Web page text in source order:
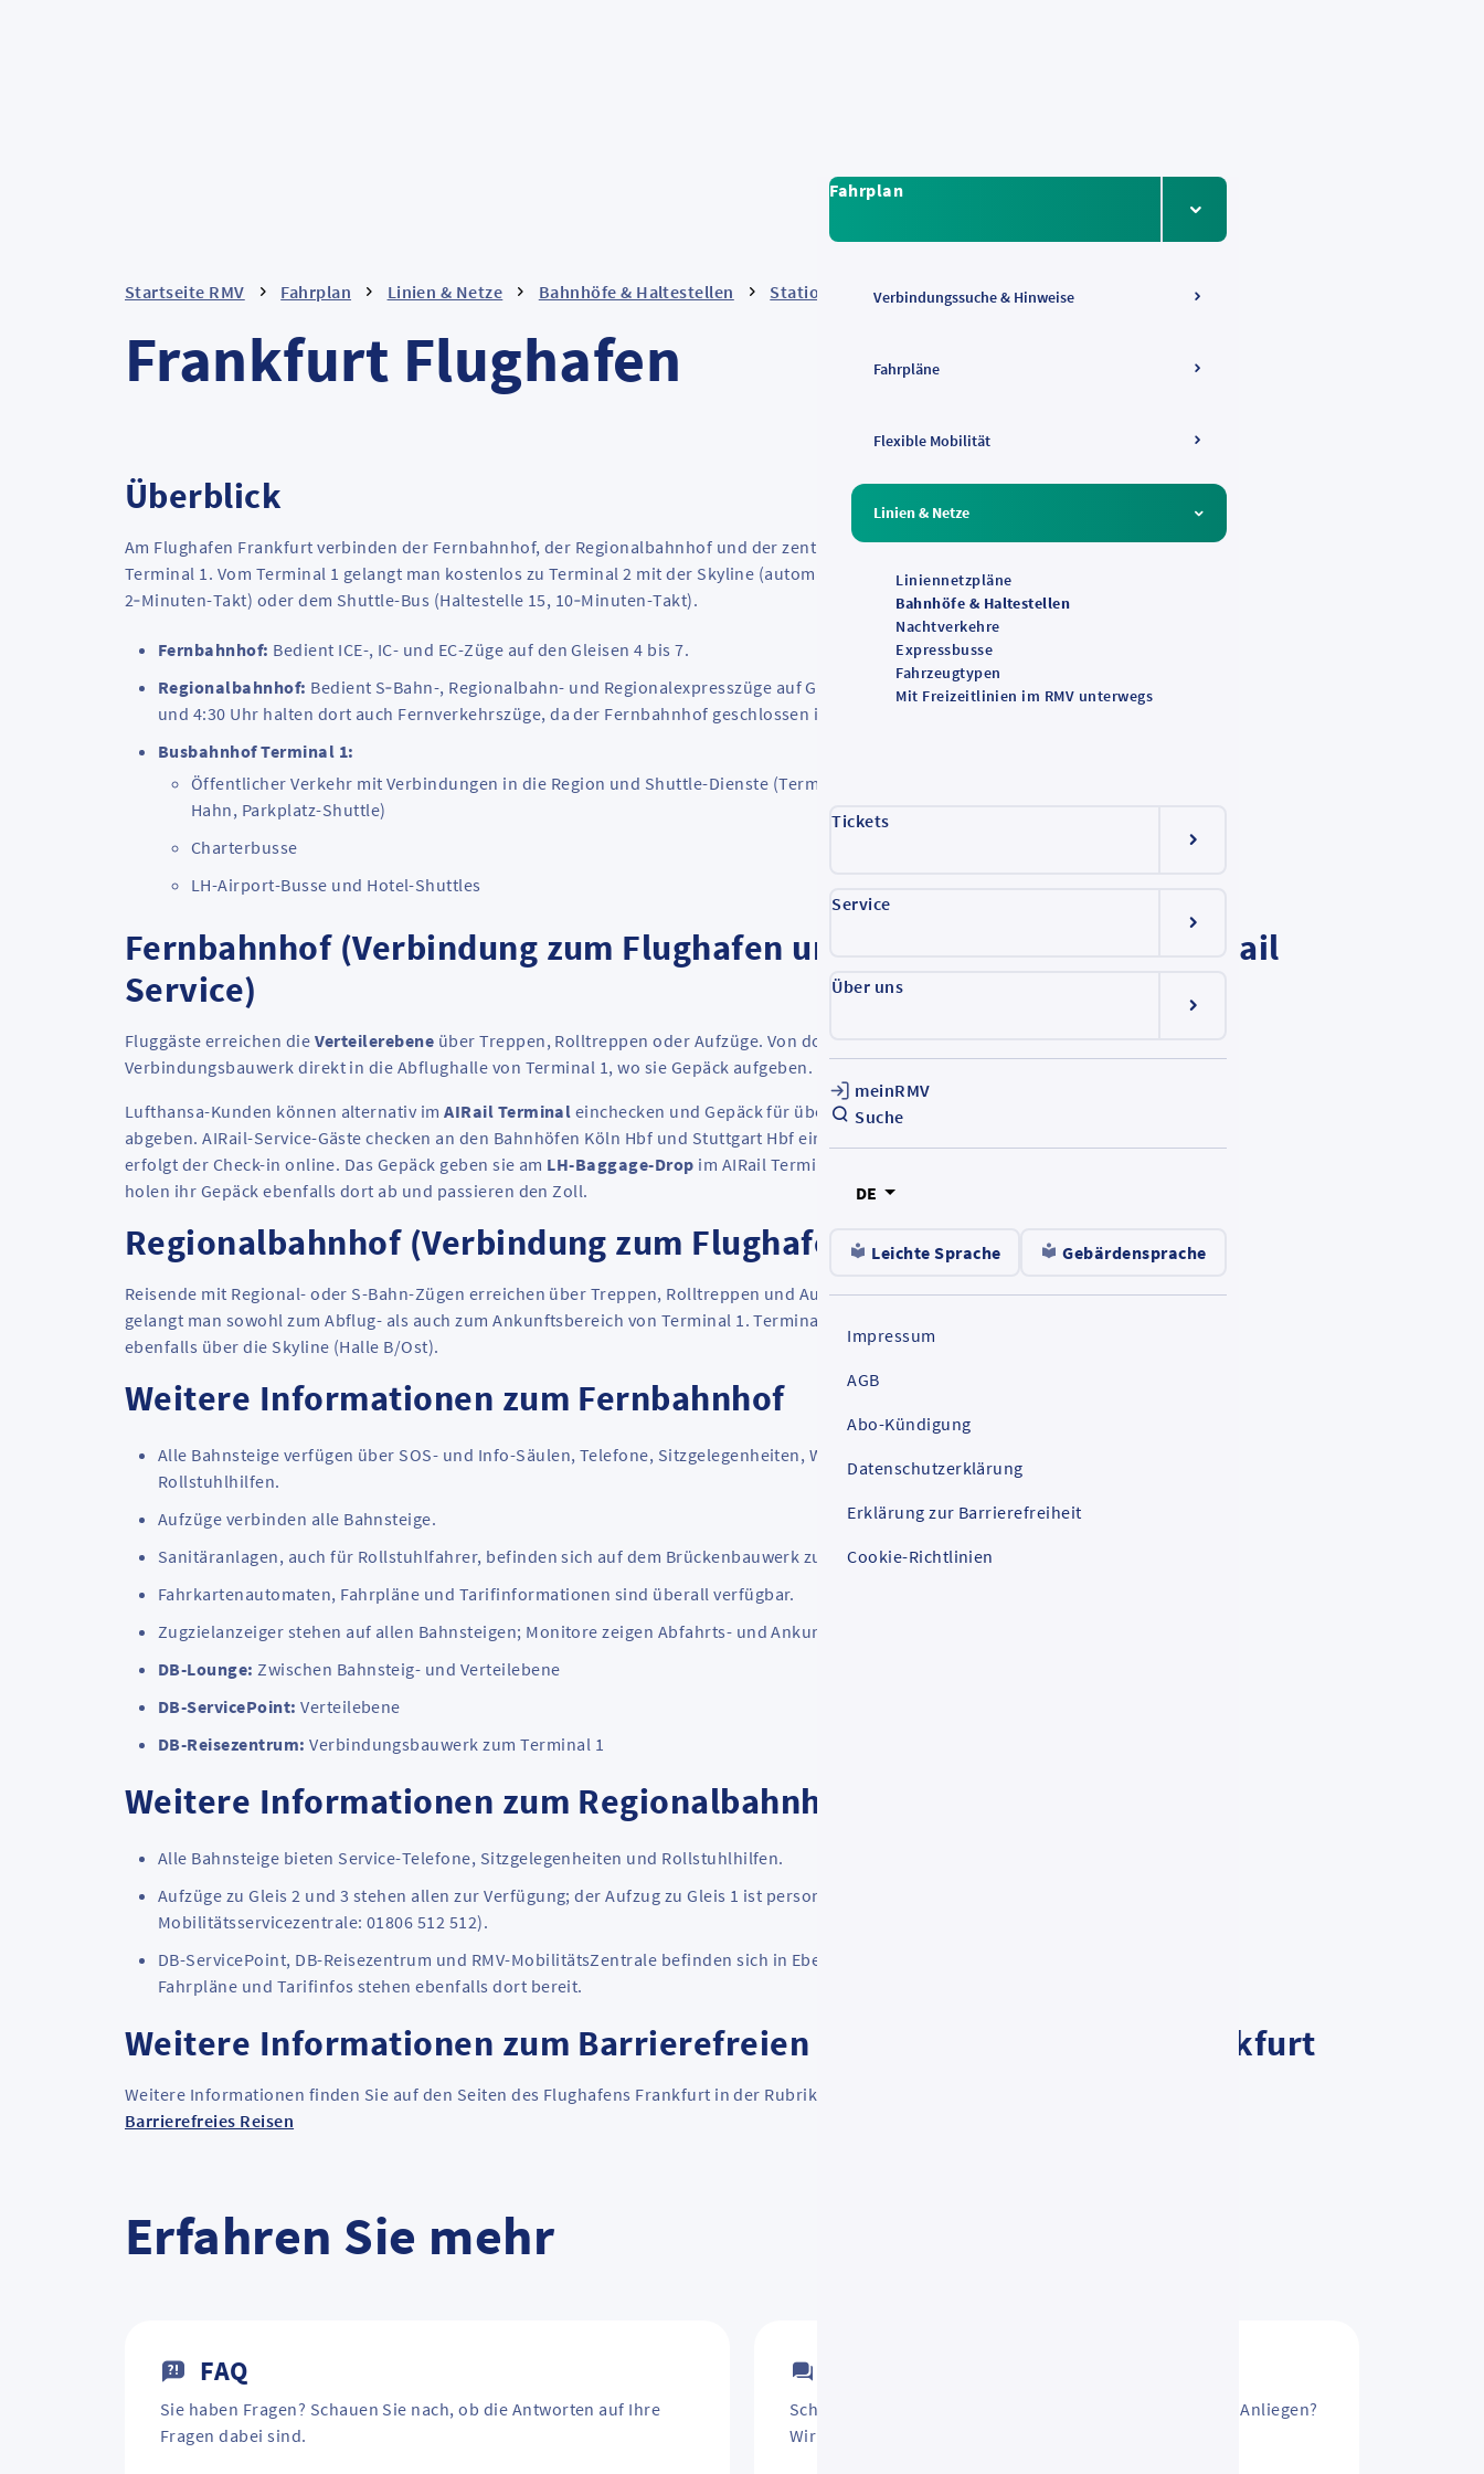
Fahrplan
Verbindungssuche & Hinweise
Fahrpläne
Flexible Mobilität
Linien & Netze
Liniennetzpläne
Bahnhöfe & Haltestellen
Nachtverkehre
Expressbusse
Fahrzeugtypen
Mit Freizeitlinien im RMV unterwegs
Tickets
Menüeintrag ein-/ausklappen
Service
Menüeintrag ein-/ausklappen
Über uns
Menüeintrag ein-/ausklappen
meinRMV
Suche
DE
Leichte Sprache Gebärdensprache
Impressum
AGB
Abo-Kündigung
Datenschutzerklärung
Erklärung zur Barrierefreiheit
Cookie-Richtlinien
Startseite RMV Fahrplan Linien & Netze Bahnhöfe & Haltestellen Stationsbeschreibungen Frankfurt Flughafen
Frankfurt Flughafen
Überblick
Am Flughafen Frankfurt verbinden der Fernbahnhof, der Regionalbahnhof und der zentrale Busbahnhof
Terminal 1. Vom Terminal 1 gelangt man kostenlos zu Terminal 2 mit der Skyline (automatisches Bahnsystem,
2‑Minuten-Takt) oder dem Shuttle-Bus (Haltestelle 15, 10‑Minuten-Takt).
Fernbahnhof: Bedient ICE-, IC- und EC-Züge auf den Gleisen 4 bis 7.
Regionalbahnhof: Bedient S‑Bahn-, Regionalbahn- und Regionalexpresszüge auf Gleisen 1 bis 3. Zwischen 0:30
und 4:30 Uhr halten dort auch Fernverkehrszüge, da der Fernbahnhof geschlossen ist.
Busbahnhof Terminal 1:
Öffentlicher Verkehr mit Verbindungen in die Region und Shuttle-Dienste (Terminal-Shuttle, Flughafen-
Hahn, Parkplatz-Shuttle)
Charterbusse
LH-Airport-Busse und Hotel-Shuttles
Fernbahnhof (Verbindung zum Flughafen und
AIRail
Service)
Fluggäste erreichen die Verteilerebene über Treppen, Rolltreppen oder Aufzüge. Von dort führt ein
Verbindungsbauwerk direkt in die Abflughalle von Terminal 1, wo sie Gepäck aufgeben.
Lufthansa-Kunden können alternativ imAIRail Terminal einchecken und Gepäck für über 40 Fluggesellschaften
abgeben. AIRail-Service-Gäste checken an den Bahnhöfen Köln Hbf und Stuttgart Hbf ein; in Bonn-Siegburg
erfolgt der Check-in online. Das Gepäck geben sie am LH-Baggage-Drop im AIRail Terminal ab. Rückreisende
holen ihr Gepäck ebenfalls dort ab und passieren den Zoll.
Regionalbahnhof (Verbindung zum Flughafen)
Reisende mit Regional- oder S-Bahn-Zügen erreichen über Treppen, Rolltreppen und AufzügeEbene 0. Von dort
gelangt man sowohl zum Abflug- als auch zum Ankunftsbereich von Terminal 1. Terminal 2 erreicht man
ebenfalls über die Skyline (Halle B/Ost).
Weitere Informationen zum Fernbahnhof
Alle Bahnsteige verfügen über SOS- und Info-Säulen, Telefone, Sitzgelegenheiten, Wetterschutz und
Rollstuhlhilfen.
Aufzüge verbinden alle Bahnsteige.
Sanitäranlagen, auch für Rollstuhlfahrer, befinden sich auf dem Brückenbauwerk zum Terminal 1.
Fahrkartenautomaten, Fahrpläne und Tarifinformationen sind überall verfügbar.
Zugzielanzeiger stehen auf allen Bahnsteigen; Monitore zeigen Abfahrts- und Ankunftszeiten.
DB-Lounge: Zwischen Bahnsteig- und Verteilebene
DB-ServicePoint: Verteilebene
DB-Reisezentrum: Verbindungsbauwerk zum Terminal 1
Weitere Informationen zum Regionalbahnhof
Alle Bahnsteige bieten Service-Telefone, Sitzgelegenheiten und Rollstuhlhilfen.
Aufzüge zu Gleis 2 und 3 stehen allen zur Verfügung; der Aufzug zu Gleis 1 ist personalbedient (DB-
Mobilitätsservicezentrale: 01806 512 512).
DB-ServicePoint, DB-Reisezentrum und RMV-MobilitätsZentrale befinden sich in Ebene 0. Fahrkartenautomaten,
Fahrpläne und Tarifinfos stehen ebenfalls dort bereit.
Weitere Informationen zum Barrierefreien Reisen am Flughafen Frankfurt
Weitere Informationen finden Sie auf den Seiten des Flughafens Frankfurt in der Rubrik
Barrierefreies Reisen
Erfahren Sie mehr
FAQ
Sie haben Fragen? Schauen Sie nach, ob die Antworten auf Ihre
Fragen dabei sind.
Schirm vergessen? JahresAbo ändern? Oder ein anderes Anliegen?
Wir helfen weiter.